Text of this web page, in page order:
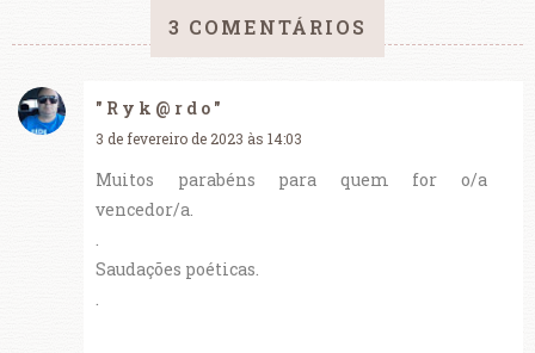
3 COMENTÁRIOS
" R y k @ r d o "
3 de fevereiro de 2023 às 14:03
Muitos parabéns para quem for o/a
vencedor/a.
.
Saudações poéticas.
.